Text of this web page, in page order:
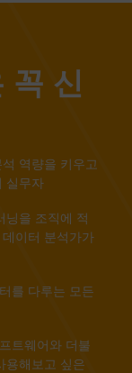
꼭 신
역량을 키우고
실무자
닝을 조직에 적
이터 분석가가
를 다루는 모든
트웨어와 더불
용해보고 싶은